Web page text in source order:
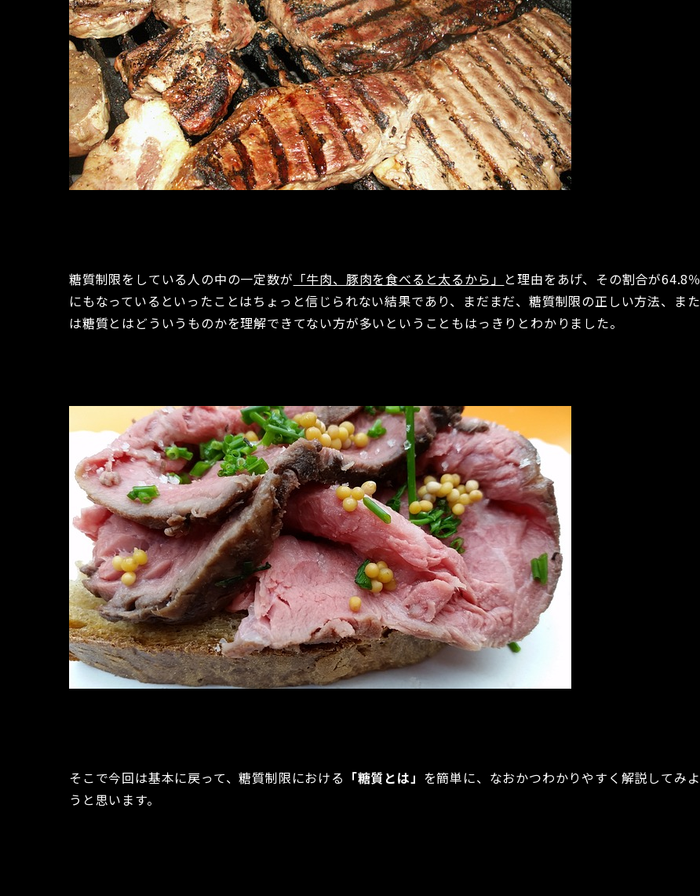
糖質制限をしている人の中の一定数が 「牛肉、豚肉を食べると太るから」 と理由をあげ、その割合が64.8％
にもなっているといったことはちょっと信じられない結果であり、まだまだ、糖質制限の正しい方法、また
は糖質とはどういうものかを理解できてない方が多いということもはっきりとわかりました。
そこで今回は基本に戻って、糖質制限における 「糖質とは」 を簡単に、なおかつわかりやすく解説してみよ
うと思います。